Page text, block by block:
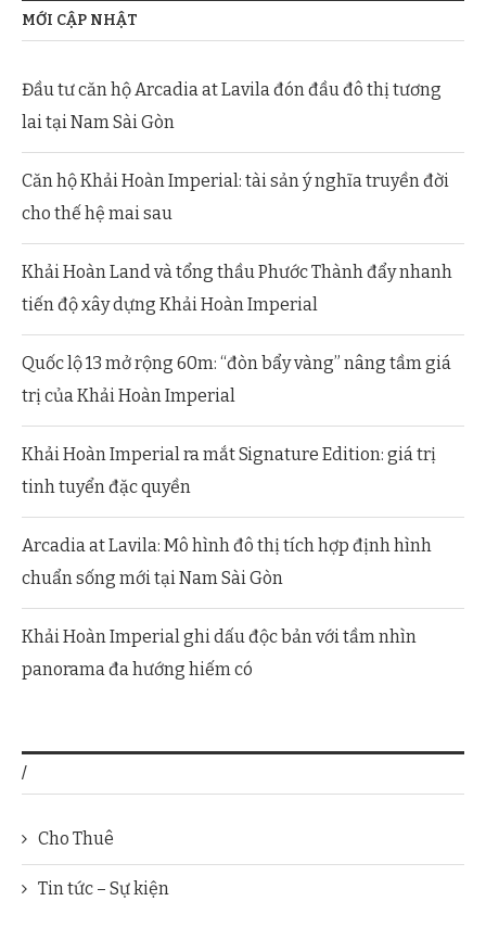
MỚI CẬP NHẬT
Đầu tư căn hộ Arcadia at Lavila đón đầu đô thị tương
lai tại Nam Sài Gòn
Căn hộ Khải Hoàn Imperial: tài sản ý nghĩa truyền đời
cho thế hệ mai sau
Khải Hoàn Land và tổng thầu Phước Thành đẩy nhanh
tiến độ xây dựng Khải Hoàn Imperial
Quốc lộ 13 mở rộng 60m: “đòn bẩy vàng” nâng tầm giá
trị của Khải Hoàn Imperial
Khải Hoàn Imperial ra mắt Signature Edition: giá trị
tinh tuyển đặc quyền
Arcadia at Lavila: Mô hình đô thị tích hợp định hình
chuẩn sống mới tại Nam Sài Gòn
Khải Hoàn Imperial ghi dấu độc bản với tầm nhìn
panorama đa hướng hiếm có
/
Cho Thuê
Tin tức – Sự kiện